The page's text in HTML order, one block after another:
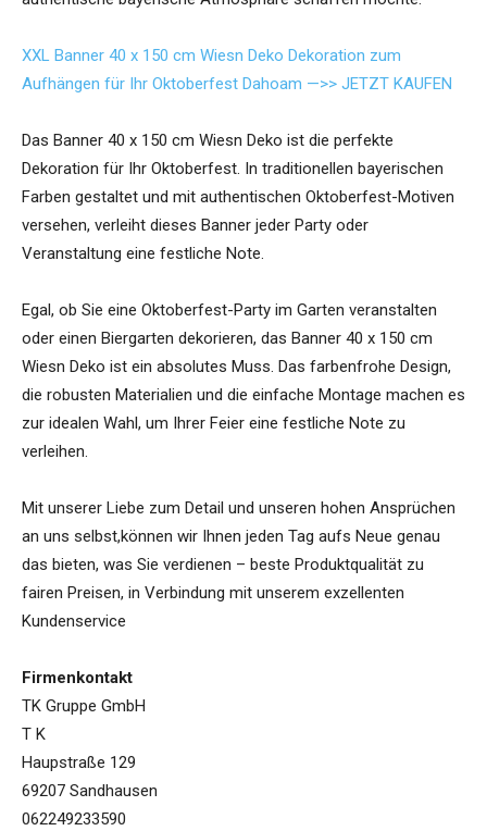
XXL Banner 40 x 150 cm Wiesn Deko Dekoration zum
Aufhängen für Ihr Oktoberfest Dahoam —>> JETZT KAUFEN
Das Banner 40 x 150 cm Wiesn Deko ist die perfekte
Dekoration für Ihr Oktoberfest. In traditionellen bayerischen
Farben gestaltet und mit authentischen Oktoberfest-Motiven
versehen, verleiht dieses Banner jeder Party oder
Veranstaltung eine festliche Note.
Egal, ob Sie eine Oktoberfest-Party im Garten veranstalten
oder einen Biergarten dekorieren, das Banner 40 x 150 cm
Wiesn Deko ist ein absolutes Muss. Das farbenfrohe Design,
die robusten Materialien und die einfache Montage machen es
zur idealen Wahl, um Ihrer Feier eine festliche Note zu
verleihen.
Mit unserer Liebe zum Detail und unseren hohen Ansprüchen
an uns selbst,können wir Ihnen jeden Tag aufs Neue genau
das bieten, was Sie verdienen – beste Produktqualität zu
fairen Preisen, in Verbindung mit unserem exzellenten
Kundenservice
Firmenkontakt
TK Gruppe GmbH
T K
Haupstraße 129
69207 Sandhausen
062249233590